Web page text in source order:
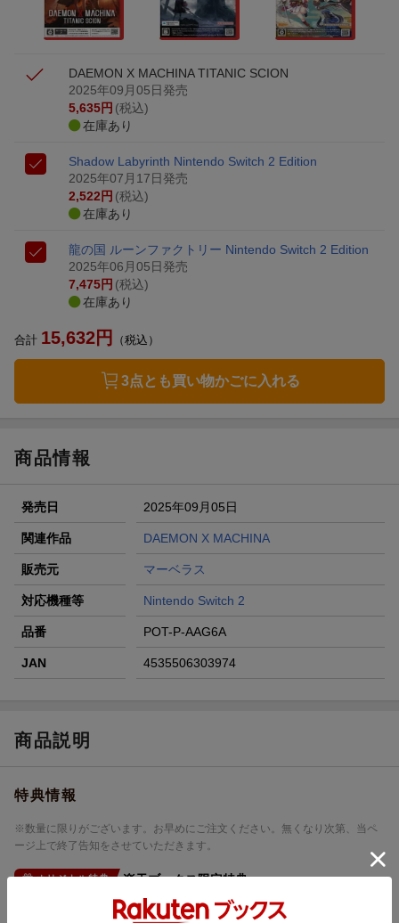
袋が当たる！
DAEMON X MACHINA TITANIC SCION
2025年09月05日発売
5,635円 (税込)
在庫あり
Shadow Labyrinth Nintendo Switch 2 Edition
2025年07月17日発売
2,522円 (税込)
在庫あり
龍の国 ルーンファクトリー Nintendo Switch 2 Edition
2025年06月05日発売
7,475円 (税込)
在庫あり
合計 15,632円 （税込）
3点とも買い物かごに入れる
商品情報
発売日 2025年09月05日
関連作品 DAEMON X MACHINA
販売元 マーベラス
対応機種等 Nintendo Switch 2
品番 POT-P-AAG6A
JAN 4535506303974
商品説明
特典情報
※数量に限りがございます。お早めにご注文ください。無くなり次第、当ペ
ージ上で終了告知をさせていただきます。
オリジナル特典 楽天ブックス限定特典
※こちらの特典は終了しました